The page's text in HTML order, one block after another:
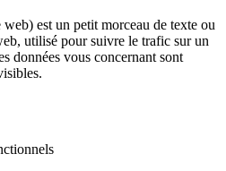
est un petit morceau de texte ou
utilisé pour suivre le trafic sur un
données vous concernant sont